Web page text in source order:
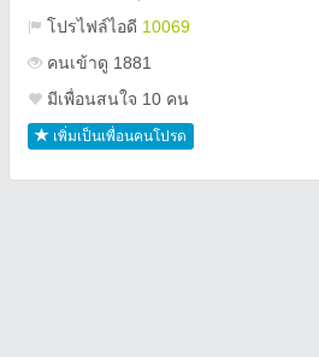
โปรไฟล์ไอดี 10069
คนเข้าดู 1881
มีเพื่อนสนใจ 10 คน
เพิ่มเป็นเพื่อนคนโปรด